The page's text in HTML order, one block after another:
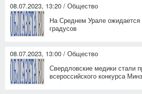
08.07.2023, 13:20 / Общество
На Среднем Урале
градусов
08.07.2023, 13:00 / Общество
Свердловские медики стали
всероссийского конкурса